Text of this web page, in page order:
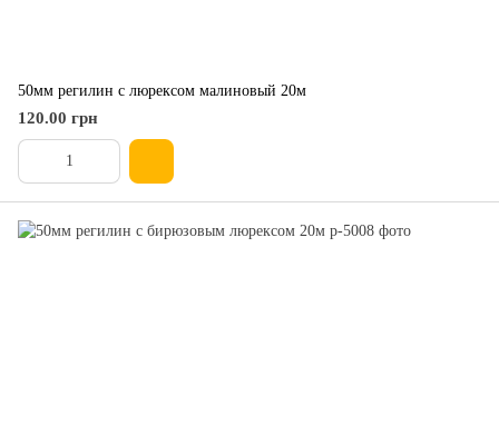
50мм регилин с люрексом малиновый 20м
120.00 грн